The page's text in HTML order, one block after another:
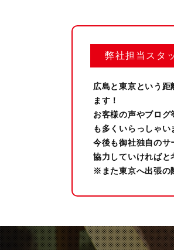
弊社担当スタ
広島と東京という
ます！
お客様の声やブロ
も多くいらっしゃい
今後も御社独自のサ
協力していければと
※また東京へ出張の